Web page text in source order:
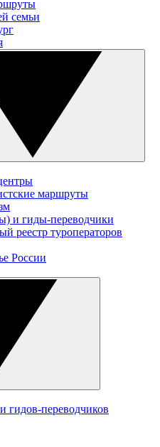
семьи
маршруты
и гиды-переводчики
реестр туроператоров
России
гидов-переводчиков